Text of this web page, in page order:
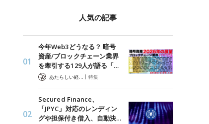
人気の記事
今年Web3どうなる？ 暗号
資産/ブロックチェーン業界
を牽引する129人が語る「…
| 特集
Secured Finance、
「JPYC」対応のレンディン
グや担保付き借入、自動決…